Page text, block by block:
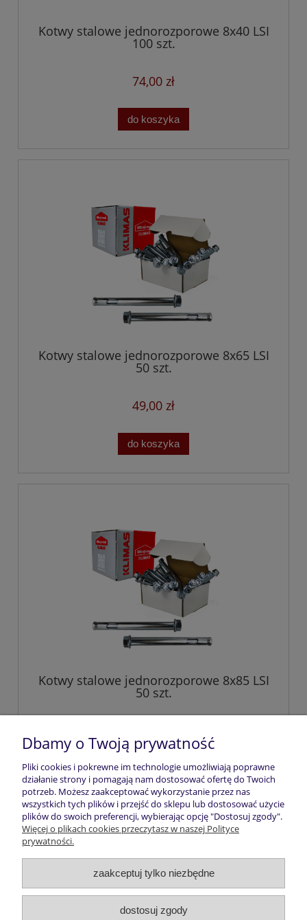
Kotwy stalowe jednorozporowe 8x40 LSI
100 szt.
74,00 zł
do koszyka
Kotwy stalowe jednorozporowe 8x65 LSI
50 szt.
49,00 zł
do koszyka
Kotwy stalowe jednorozporowe 8x85 LSI
50 szt.
do koszyka
Pomoc
Moje konto
Płatności i dostawa
Dbamy o Twoją prywatność
Pliki cookies i pokrewne im technologie umożliwiają poprawne
działanie strony i pomagają nam dostosować ofertę do Twoich
potrzeb. Możesz zaakceptować wykorzystanie przez nas
wszystkich tych plików i przejść do sklepu lub dostosować użycie
plików do swoich preferencji, wybierając opcję "Dostosuj zgody".
Więcej o plikach cookies przeczytasz w naszej Polityce
prywatności.
zaakceptuj tylko niezbędne
dostosuj zgody